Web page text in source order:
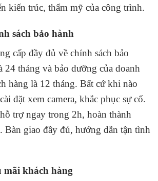
kiến trúc, thẩm mỹ của công trình.
sách bảo hành
cấp đầy đủ về chính sách bảo
24 tháng và bảo dưỡng của doanh
hàng là 12 tháng. Bất cứ khi nào
đặt xem camera, khắc phục sự cố.
trợ ngay trong 2h, hoàn thành
Bàn giao đầy đủ, hướng dẫn tận tình
mãi khách hàng